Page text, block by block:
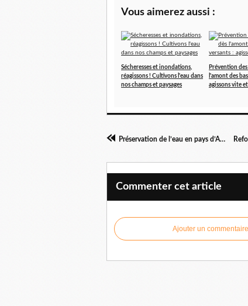
Vous aimerez aussi :
Sécheresses et inondations,
réagissons ! Cultivons l'eau dans
nos champs et paysages
Prévention
l'amont des
agissons vite
Préservation de l’eau en pays d’Ain : cas de la Bresse et de la Dombes
Commenter cet article
Ajouter un commentaire